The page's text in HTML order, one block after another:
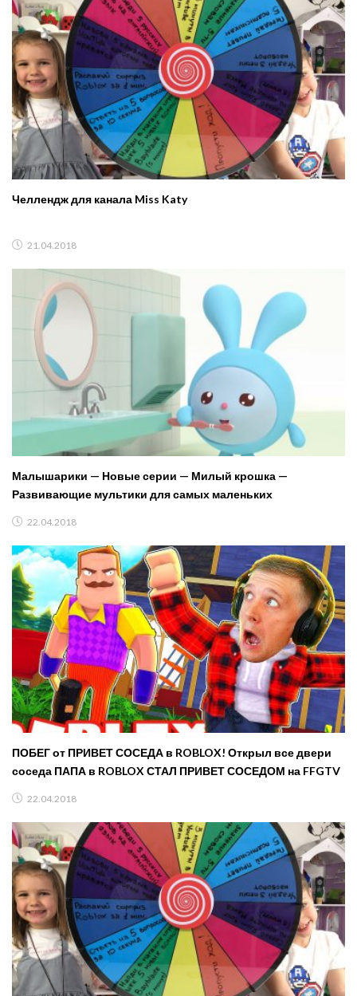
Челлендж для канала Miss Katy
21.04.2018
Малышарики — Новые серии — Милый крошка —
Развивающие мультики для самых маленьких
22.04.2018
ПОБЕГ от ПРИВЕТ СОСЕДА в ROBLOX! Открыл все двери
соседа ПАПА в ROBLOX СТАЛ ПРИВЕТ СОСЕДОМ на FFGTV
22.04.2018